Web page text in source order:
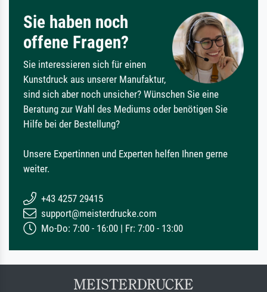
Sie haben noch
offene Fragen?
Sie interessieren sich für einen
Kunstdruck aus unserer Manufaktur,
sind sich aber noch unsicher? Wünschen Sie eine
Beratung zur Wahl des Mediums oder benötigen Sie
Hilfe bei der Bestellung?
Unsere Expertinnen und Experten helfen Ihnen gerne
weiter.
+43 4257 29415
support@meisterdrucke.com
Mo-Do: 7:00 - 16:00 | Fr: 7:00 - 13:00